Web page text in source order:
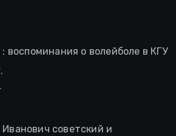
воспоминания о волейболе в КГУ
советский и